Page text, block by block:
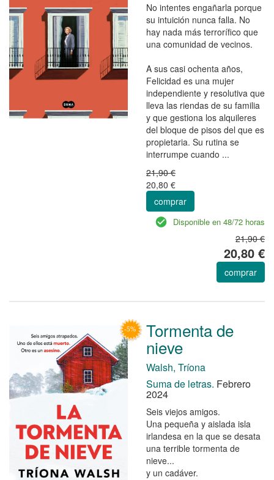
No intentes engañarla porque
su intuición nunca falla. No
hay nada más terrorífico que
una comunidad de vecinos.
A sus casi ochenta años,
Felicidad es una mujer
independiente y resolutiva que
lleva las riendas de su familia
y que gestiona los alquileres
del bloque de pisos del que es
propietaria. Su rutina se
interrumpe cuando ...
21,90 €
20,80 €
comprar
Disponible en 48/72 horas
21,90 €
20,80 €
comprar
Tormenta de
nieve
Walsh, Tríona
Suma de letras. Febrero
2024
Seis viejos amigos.
Una pequeña y aislada isla
irlandesa en la que se desata
una terrible tormenta de
nieve...
y un cadáver.